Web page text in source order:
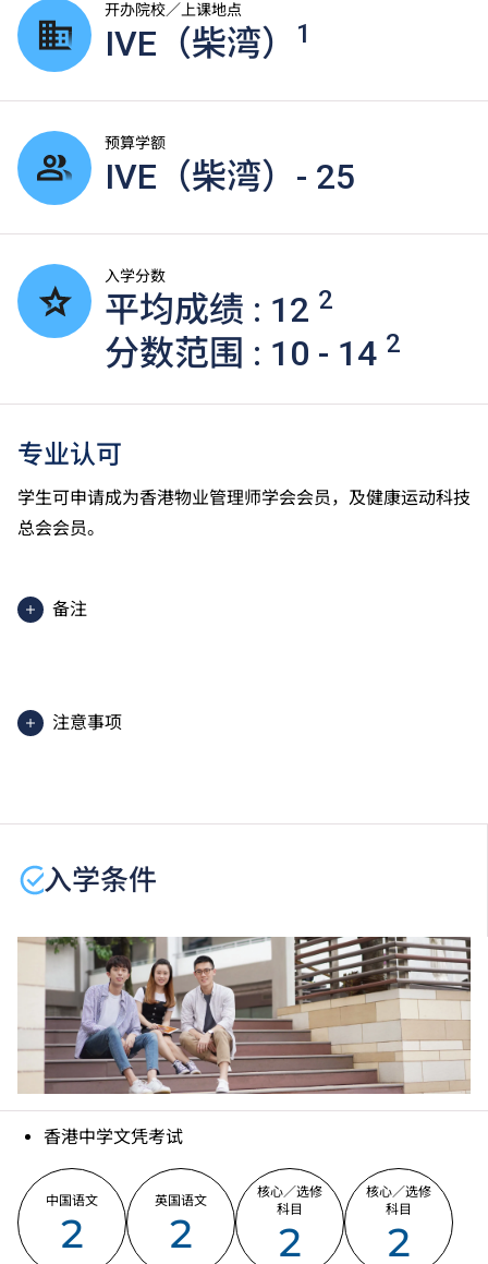
开办院校／上课地点
IVE（柴湾） 1
预算学额
IVE（柴湾）- 25
入学分数
平均成绩 : 12 2
分数范围 : 10 - 14 2
专业认可
学生可申请成为香港物业管理师学会会员，及健康运动科技
总会会员。
备注
考试中最佳五科成绩（包括中国语文及英国语文）的分
数。分数只供参考。（分数对应为：5**=7分；5*=6
注意事项
学生或须于其他VTC院校上课。VTC可因应情况取消任
分校／上课地点。
入学条件
香港中学文凭考试
中国语文
2
英国语文
2
核心／选修
科目
2
核心／选修
科目
2